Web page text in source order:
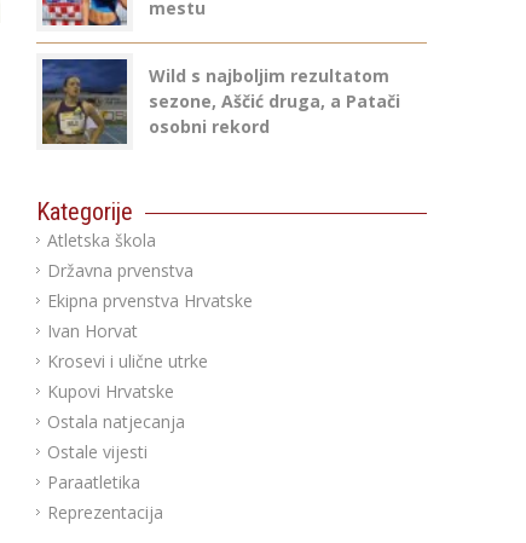
mestu
Wild s najboljim rezultatom
sezone, Aščić druga, a Patači
osobni rekord
Kategorije
Atletska škola
Državna prvenstva
Ekipna prvenstva Hrvatske
Ivan Horvat
Krosevi i ulične utrke
Kupovi Hrvatske
Ostala natjecanja
Ostale vijesti
Paraatletika
Reprezentacija